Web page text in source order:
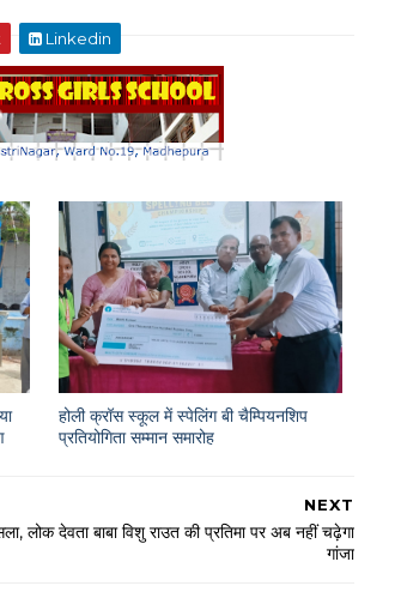
Linkedin
होली क्रॉस स्कूल में स्पेलिंग बी चैम्पियनशिप
प्रतियोगिता सम्मान समारोह
NEXT
लोक देवता बाबा विशु राउत की प्रतिमा पर अब नहीं चढ़ेगा
गांजा